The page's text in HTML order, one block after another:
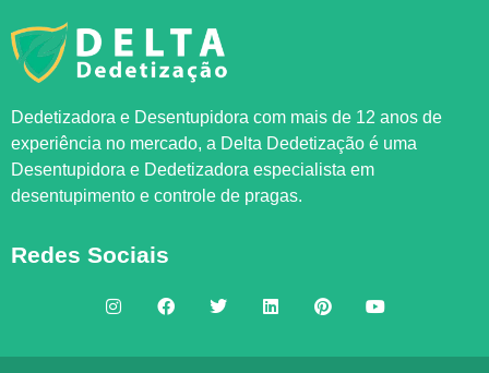
Dedetizadora e Desentupidora com mais de 12 anos de
experiência no mercado, a Delta Dedetização é uma
Desentupidora e Dedetizadora especialista em
desentupimento e controle de pragas.
Redes Sociais